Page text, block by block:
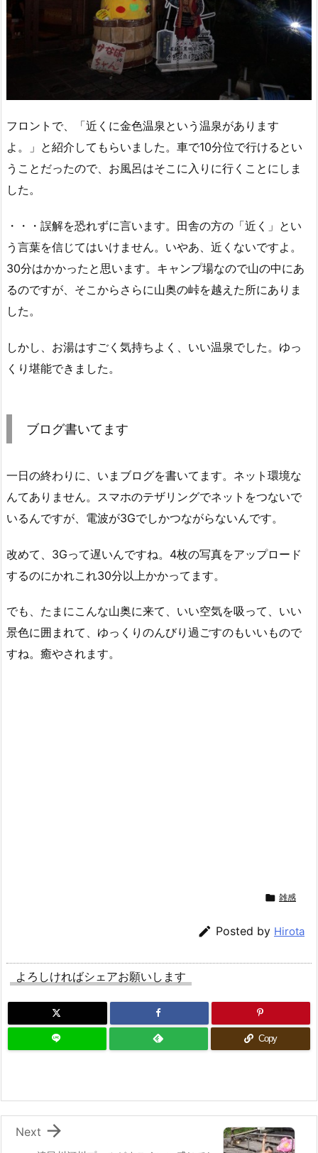
フロントで、「近くに金色温泉という温泉があります
よ。」と紹介してもらいました。車で10分位で行けるとい
うことだったので、お風呂はそこに入りに行くことにしま
した。
・・・誤解を恐れずに言います。田舎の方の「近く」とい
う言葉を信じてはいけません。いやあ、近くないですよ。
30分はかかったと思います。キャンプ場なので山の中にあ
るのですが、そこからさらに山奥の峠を越えた所にありま
した。
しかし、お湯はすごく気持ちよく、いい温泉でした。ゆっ
くり堪能できました。
ブログ書いてます
一日の終わりに、いまブログを書いてます。ネット環境な
んてありません。スマホのテザリングでネットをつないで
いるんですが、電波が3Gでしかつながらないんです。
改めて、3Gって遅いんですね。4枚の写真をアップロード
するのにかれこれ30分以上かかってます。
でも、たまにこんな山奥に来て、いい空気を吸って、いい
景色に囲まれて、ゆっくりのんびり過ごすのもいいもので
すね。癒やされます。
 雑感
 Posted by Hirota
よろしければシェアお願いします
Copy

Next